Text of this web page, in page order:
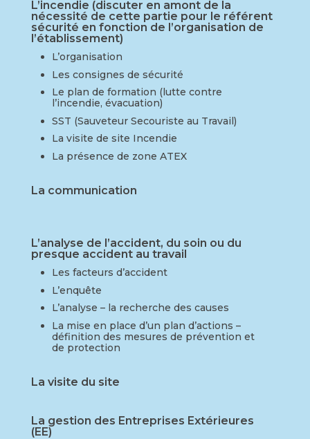
L’incendie (discuter en amont de la
nécessité de cette partie pour le référent
sécurité en fonction de l’organisation de
l’établissement)
L’organisation
Les consignes de sécurité
Le plan de formation (lutte contre
l’incendie, évacuation)
SST (Sauveteur Secouriste au Travail)
La visite de site Incendie
La présence de zone ATEX
La communication
L’analyse de l’accident, du soin ou du
presque accident au travail
Les facteurs d’accident
L’enquête
L’analyse – la recherche des causes
La mise en place d’un plan d’actions –
définition des mesures de prévention et
de protection
La visite du site
La gestion des Entreprises Extérieures
(EE)